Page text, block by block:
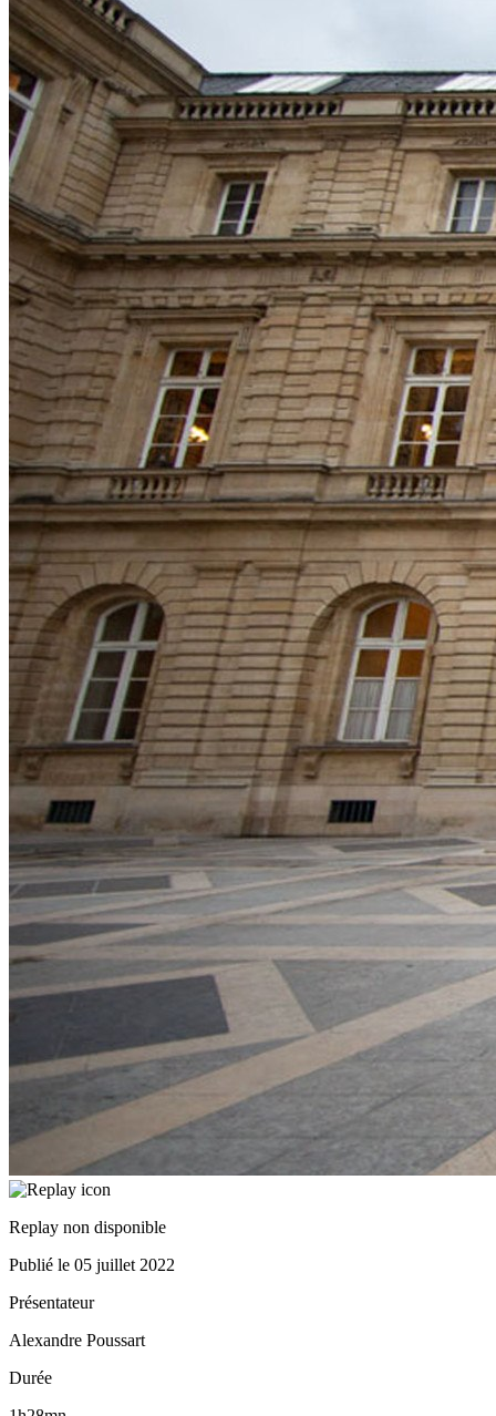
Replay non disponible
Publié le 05 juillet 2022
Présentateur
Alexandre Poussart
Durée